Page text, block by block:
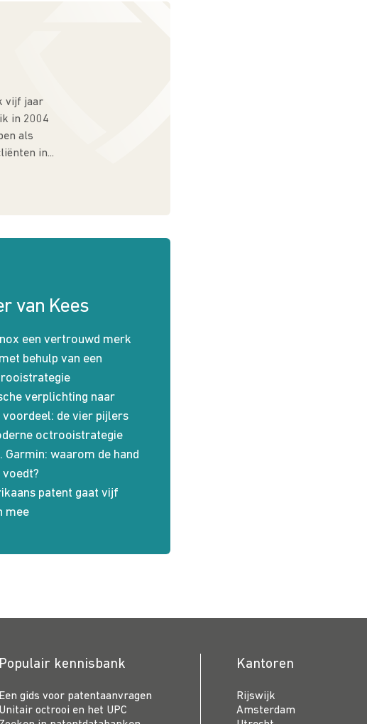
vijf jaar
in 2004
als
in...
van Kees
een vertrouwd merk
behulp van een
verplichting naar
de vier pijlers
octrooistrategie
Garmin: waarom de hand
voedt?
patent gaat vijf
mee
Populair kennisbank
Een gids voor patentaanvragen
Unitair octrooi en het UPC
Kantoren
Rijswijk
Amsterdam